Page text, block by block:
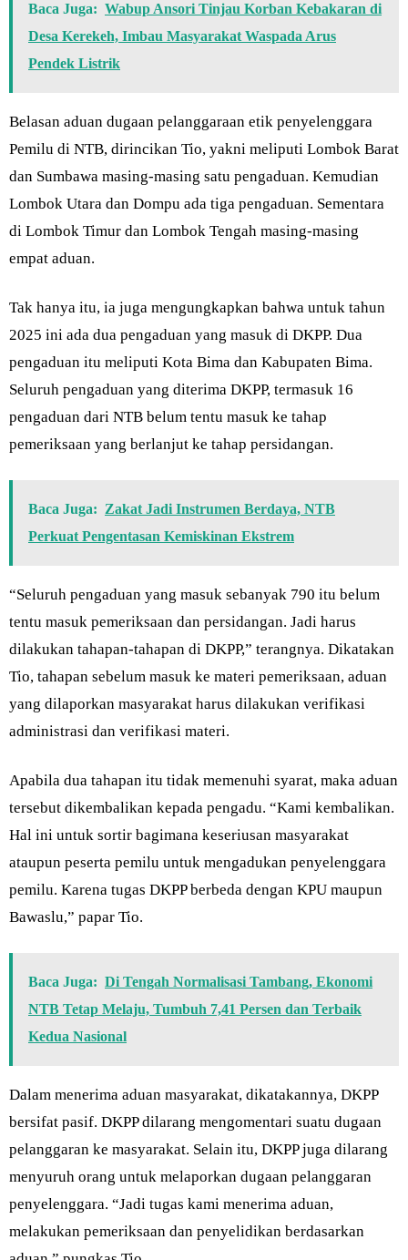
Baca Juga: Wabup Ansori Tinjau Korban Kebakaran di
Desa Kerekeh, Imbau Masyarakat Waspada Arus
Pendek Listrik
Belasan aduan dugaan pelanggaraan etik penyelenggara
Pemilu di NTB, dirincikan Tio, yakni meliputi Lombok Barat
dan Sumbawa masing-masing satu pengaduan. Kemudian
Lombok Utara dan Dompu ada tiga pengaduan. Sementara
di Lombok Timur dan Lombok Tengah masing-masing
empat aduan.
Tak hanya itu, ia juga mengungkapkan bahwa untuk tahun
2025 ini ada dua pengaduan yang masuk di DKPP. Dua
pengaduan itu meliputi Kota Bima dan Kabupaten Bima.
Seluruh pengaduan yang diterima DKPP, termasuk 16
pengaduan dari NTB belum tentu masuk ke tahap
pemeriksaan yang berlanjut ke tahap persidangan.
Baca Juga: Zakat Jadi Instrumen Berdaya, NTB
Perkuat Pengentasan Kemiskinan Ekstrem
“Seluruh pengaduan yang masuk sebanyak 790 itu belum
tentu masuk pemeriksaan dan persidangan. Jadi harus
dilakukan tahapan-tahapan di DKPP,” terangnya. Dikatakan
Tio, tahapan sebelum masuk ke materi pemeriksaan, aduan
yang dilaporkan masyarakat harus dilakukan verifikasi
administrasi dan verifikasi materi.
Apabila dua tahapan itu tidak memenuhi syarat, maka aduan
tersebut dikembalikan kepada pengadu. “Kami kembalikan.
Hal ini untuk sortir bagimana keseriusan masyarakat
ataupun peserta pemilu untuk mengadukan penyelenggara
pemilu. Karena tugas DKPP berbeda dengan KPU maupun
Bawaslu,” papar Tio.
Baca Juga: Di Tengah Normalisasi Tambang, Ekonomi
NTB Tetap Melaju, Tumbuh 7,41 Persen dan Terbaik
Kedua Nasional
Dalam menerima aduan masyarakat, dikatakannya, DKPP
bersifat pasif. DKPP dilarang mengomentari suatu dugaan
pelanggaran ke masyarakat. Selain itu, DKPP juga dilarang
menyuruh orang untuk melaporkan dugaan pelanggaran
penyelenggara. “Jadi tugas kami menerima aduan,
melakukan pemeriksaan dan penyelidikan berdasarkan